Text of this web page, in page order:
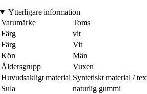
Ytterligare information
Varumärke
Toms
Färg
vit
Färg
Vit
Kön
Män
Åldersgrupp
Vuxen
Huvudsakligt material Syntetiskt material /
Sula
naturlig gummi